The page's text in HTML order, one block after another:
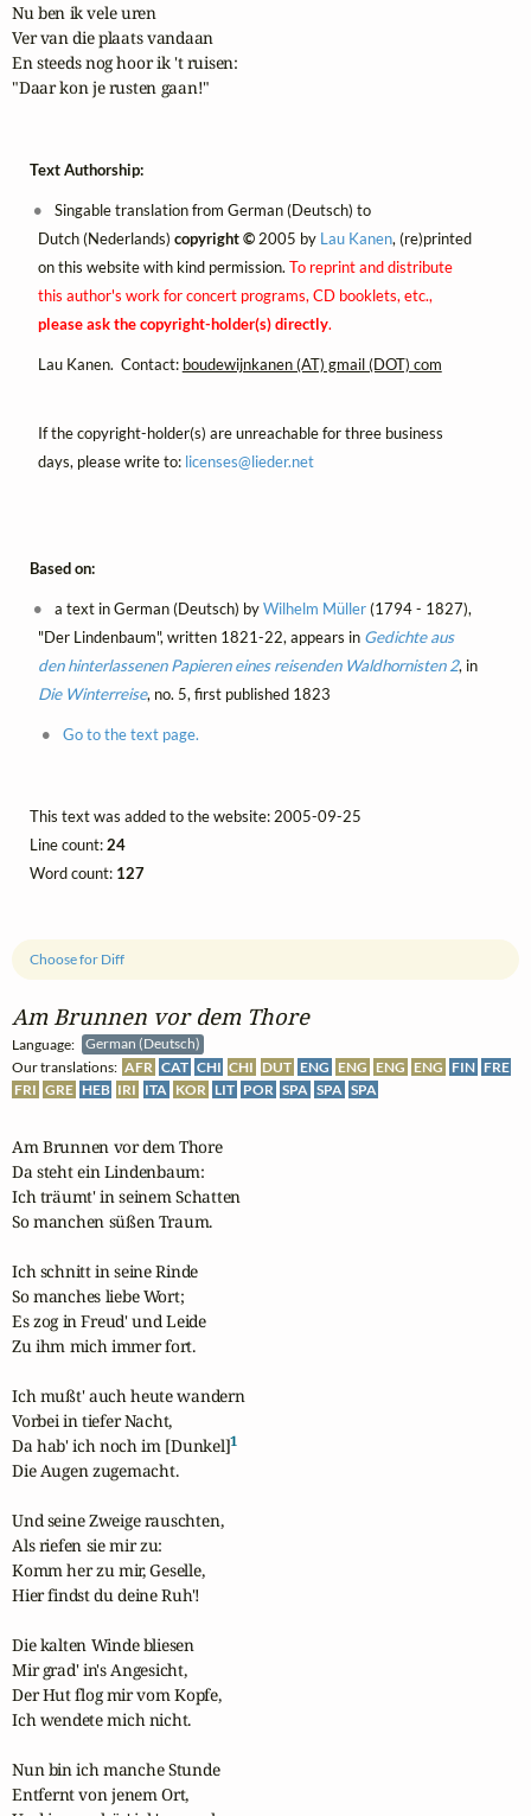
Am Brunnen vor dem Thore
Language:
German (Deutsch)
Our translations: AFR CAT CHI CHI DUT ENG ENG ENG ENG FIN FRE
FRI GRE HEB IRI ITA KOR LIT POR SPA SPA SPA
Choose for Diff
Am Brunnen vor dem Thore
Da steht ein Lindenbaum:
Ich träumt' in seinem Schatten
So manchen süßen Traum.
Ich schnitt in seine Rinde
So manches liebe Wort;
Es zog in Freud' und Leide
Zu ihm mich immer fort.
Ich mußt' auch heute wandern
Vorbei in tiefer Nacht,
Da hab' ich noch im [Dunkel]1
Die Augen zugemacht.
Und seine Zweige rauschten,
Als riefen sie mir zu:
Komm her zu mir, Geselle,
Hier findst du deine Ruh'!
Die kalten Winde bliesen
Mir grad' in's Angesicht,
Der Hut flog mir vom Kopfe,
Ich wendete mich nicht.
Nun bin ich manche Stunde
Entfernt von jenem Ort,
Nu ben ik vele uren
Ver van die plaats vandaan
En steeds nog hoor ik 't ruisen:
"Daar kon je rusten gaan!"
Text Authorship:
Singable translation from German (Deutsch) to
Dutch (Nederlands) copyright ©2005 by Lau Kanen, (re)printed
on this website with kind permission. To reprint and distribute
this author's work for concert programs, CD booklets, etc.,
please ask the copyright-holder(s) directly.
Lau Kanen. Contact: boudewijnkanen (AT) gmail (DOT) com
If the copyright-holder(s) are unreachable for three business
days, please write to: licenses@lieder.net
Based on:
a text in German (Deutsch) byWilhelm Müller(1794 - 1827),
"Der Lindenbaum", written 1821-22, appears in Gedichte aus
den hinterlassenen Papieren eines reisenden Waldhornisten 2, in
Die Winterreise, no. 5, first published 1823
Go to the text page.
This text was added to the website: 2005-09-25
Line count:24
Word count: 127